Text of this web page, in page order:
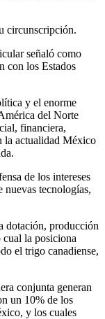
circunscripción.
señaló como
con los Estados
y el enorme
del Norte
financiera,
la actualidad México
de los intereses
nuevas tecnologías,
dotación, producción
cual la posiciona
el trigo canadiense,
conjunta generan
un 10% de los
y los cuales